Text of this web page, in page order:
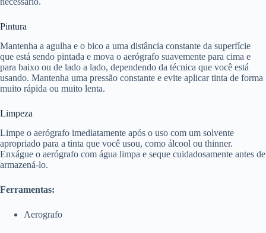
Pintura
Mantenha a agulha e o bico a uma distância constante da superfície
que está sendo pintada e mova o aerógrafo suavemente para cima e
para baixo ou de lado a lado, dependendo da técnica que você está
usando. Mantenha uma pressão constante e evite aplicar tinta de forma
muito rápida ou muito lenta.
Limpeza
Limpe o aerógrafo imediatamente após o uso com um solvente
apropriado para a tinta que você usou, como álcool ou thinner.
Enxágue o aerógrafo com água limpa e seque cuidadosamente antes de
armazená-lo.
Ferramentas:
Aerografo